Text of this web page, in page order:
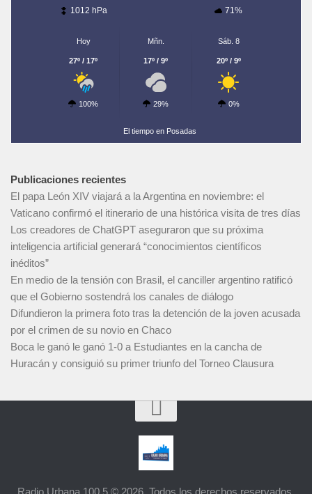
1012 hPa 71%
Hoy
27º / 17º
100%
Mñn.
17º / 9º
29%
Sáb. 8
20º / 9º
0%
El tiempo en Posadas
Publicaciones recientes
El papa León XIV viajará a la Argentina en noviembre: el
Vaticano confirmó el itinerario de una histórica visita de tres días
Los creadores de ChatGPT aseguraron que su próxima
inteligencia artificial generará “conocimientos científicos
inéditos”
En medio de la tensión con Brasil, el canciller argentino ratificó
que el Gobierno sostendrá los canales de diálogo
Difundieron la primera foto tras la detención de la joven acusada
por el crimen de su novio en Chaco
Boca le ganó le ganó 1-0 a Estudiantes en la cancha de
Huracán y consiguió su primer triunfo del Torneo Clausura